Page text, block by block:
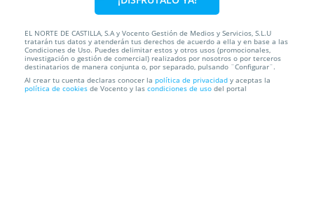
23,99€
MIni enfriador evaporativo-purificador portátil USB
Recogida en Tienda GRATIS o Envío a domicilio
EL NORTE DE CASTILLA, S.A y Vocento Gestión de Medios y Servicios, S.L.U
tratarán tus datos y atenderán tus derechos de acuerdo a ella y en base a las
Condiciones de Uso. Puedes delimitar estos y otros usos (promocionales,
investigación o gestión de comercial) realizados por nosotros o por terceros
destinatarios de manera conjunta o, por separado, pulsando ¨Configurar¨.
Al crear tu cuenta declaras conocer la política de privacidad y aceptas la
política de cookies de Vocento y las condiciones de uso del portal